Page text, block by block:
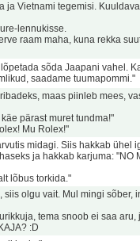
Vietnami tegemisi.
lennukisse.
raam maha, kuna rekka
sõda Jaapani vahel.
saadame tuumapommi."
maas piinleb mees,
pärast muret tundma!"
Mu Rolex!"
midagi. Siis hakkab ühel
ja hakkab karjuma: "NO
lõbus torkida."
olgu vait. Mul mingi sõber,
tema snoob ei saa
:D